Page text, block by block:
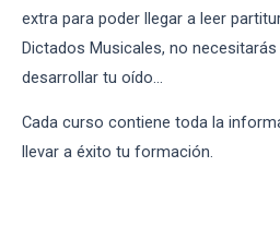
extra para poder llegar a leer
Dictados Musicales, no
desarrollar tu oído…
Cada curso contiene toda la
llevar a éxito tu formación.